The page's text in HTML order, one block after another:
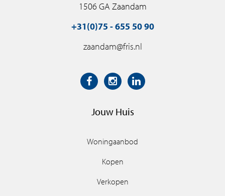
1506 GA Zaandam
+31(0)75 - 655 50 90
zaandam@fris.nl
Jouw Huis
Woningaanbod
Kopen
Verkopen